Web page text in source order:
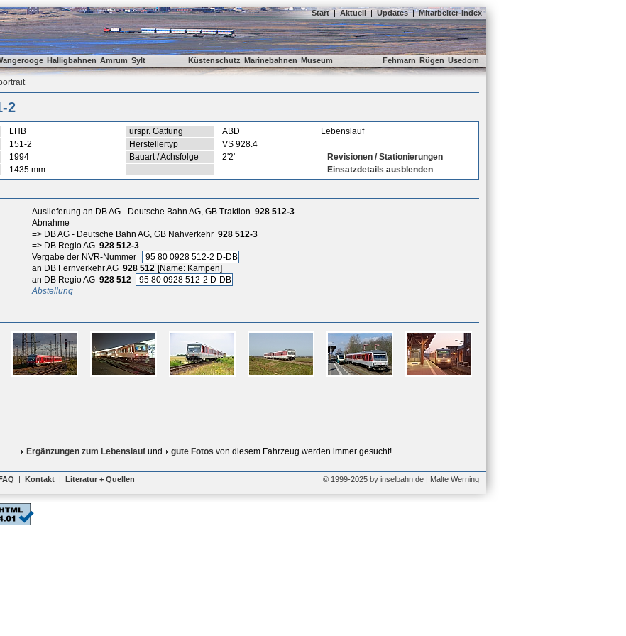
Start | Aktuell | Updates | Mitarbeiter-Index
Halligbahnen Amrum Sylt Küstenschutz Marinebahnen Museum Fehmarn Rügen Usedom
2
LHB urspr. Gattung ABD
Lebenslauf
151-2 Herstellertyp
VS 928.4
1994 Bauart / Achsfolge 2'2'
Revisionen / Stationierungen
1435 mm Einsatzdetails ausblenden
Auslieferung an DB AG - Deutsche Bahn AG, GB Traktion 928 512-3
Abnahme
=> DB AG - Deutsche Bahn AG, GB Nahverkehr 928 512-3
=> DB Regio AG 928 512-3
Vergabe der NVR-Nummer
95 80 0928 512-2 D-DB
an DB Fernverkehr AG 928 512 [Name: Kampen]
an DB Regio AG 928 512
95 80 0928 512-2 D-DB
Abstellung
Ergänzungen zum Lebenslauf und gute Fotos von diesem Fahrzeug werden immer gesucht!
| Kontakt | Literatur + Quellen © 1999-2025 by inselbahn.de | Malte Werning